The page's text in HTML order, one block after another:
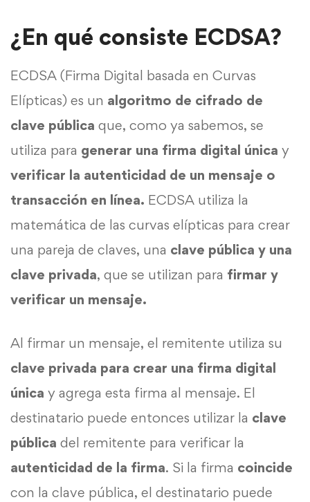
¿En qué consiste ECDSA?
ECDSA (Firma Digital basada en Curvas
Elípticas) es un algoritmo de cifrado de
clave pública que, como ya sabemos, se
utiliza para generar una firma digital única y
verificar la autenticidad de un mensaje o
transacción en línea. ECDSA utiliza la
matemática de las curvas elípticas para crear
una pareja de claves, una clave pública y una
clave privada, que se utilizan para firmar y
verificar un mensaje.
Al firmar un mensaje, el remitente utiliza su
clave privada para crear una firma digital
única y agrega esta firma al mensaje. El
destinatario puede entonces utilizar la clave
pública del remitente para verificar la
autenticidad de la firma. Si la firma coincide
con la clave pública, el destinatario puede